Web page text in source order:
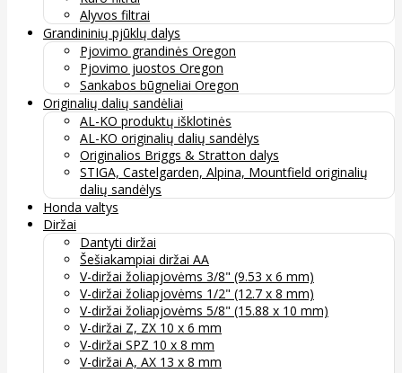
Alyvos filtrai
Grandininių pjūklų dalys
Pjovimo grandinės Oregon
Pjovimo juostos Oregon
Sankabos būgneliai Oregon
Originalių dalių sandėliai
AL-KO produktų išklotinės
AL-KO originalių dalių sandėlys
Originalios Briggs & Stratton dalys
STIGA, Castelgarden, Alpina, Mountfield originalių
dalių sandėlys
Honda valtys
Diržai
Dantyti diržai
Šešiakampiai diržai AA
V-diržai žoliapjovėms 3/8" (9.53 x 6 mm)
V-diržai žoliapjovėms 1/2" (12.7 x 8 mm)
V-diržai žoliapjovėms 5/8" (15.88 x 10 mm)
V-diržai Z, ZX 10 x 6 mm
V-diržai SPZ 10 x 8 mm
V-diržai A, AX 13 x 8 mm